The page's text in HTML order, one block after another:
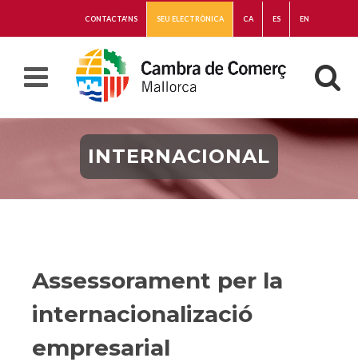
CONTACTA'NS SEU ELECTRÒNICA CA ES EN
INTERNACIONAL
Assessorament per la
internacionalizació
empresarial